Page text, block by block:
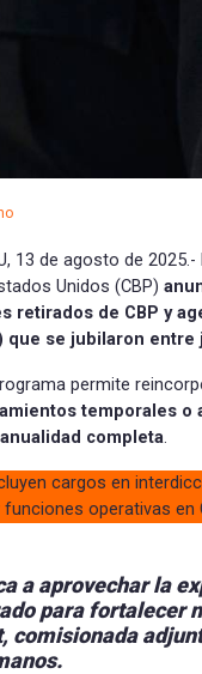
13 de agosto de
Unidos (CBP)
retirados de CBP y
que se jubilaron entre
permite
temporales o
completa.
cargos en
operativas en
a aprovechar la
para fortalecer
comisionada